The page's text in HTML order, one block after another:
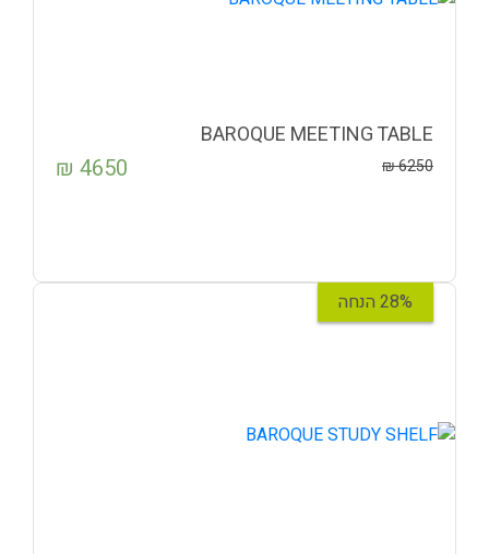
BAROQUE MEETING TABLE
6250
₪
4650
₪
28% הנחה